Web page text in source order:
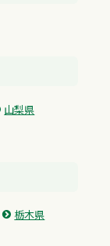
山梨県
栃木県